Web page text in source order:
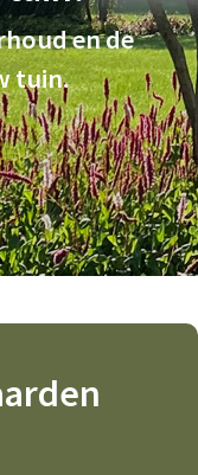
en de
tuin.